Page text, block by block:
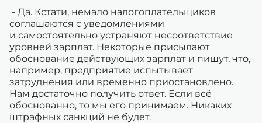
- Да. Кстати, немало налогоплательщиков
соглашаются с уведомлениями
и самостоятельно устраняют несоответствие
уровней зарплат. Некоторые присылают
обоснование действующих зарплат и пишут, что,
например, предприятие испытывает
затруднения или временно приостановлено.
Нам достаточно получить ответ. Если всё
обоснованно, то мы его принимаем. Никаких
штрафных санкций не будет.